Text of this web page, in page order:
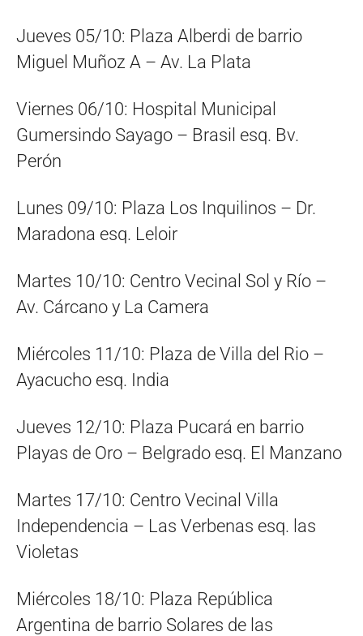
Jueves 05/10: Plaza Alberdi de barrio
Miguel Muñoz A – Av. La Plata
Viernes 06/10: Hospital Municipal
Gumersindo Sayago – Brasil esq. Bv.
Perón
Lunes 09/10: Plaza Los Inquilinos – Dr.
Maradona esq. Leloir
Martes 10/10: Centro Vecinal Sol y Río –
Av. Cárcano y La Camera
Miércoles 11/10: Plaza de Villa del Rio –
Ayacucho esq. India
Jueves 12/10: Plaza Pucará en barrio
Playas de Oro – Belgrado esq. El Manzano
Martes 17/10: Centro Vecinal Villa
Independencia – Las Verbenas esq. las
Violetas
Miércoles 18/10: Plaza República
Argentina de barrio Solares de las